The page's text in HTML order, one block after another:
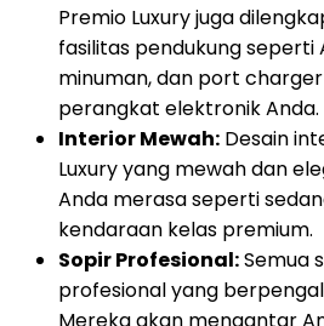
Premio Luxury juga
fasilitas pendukung seperti
minuman, dan port
perangkat elektronik Anda.
Interior Mewah: Desain
Luxury yang mewah dan
Anda merasa seperti
kendaraan kelas premium.
Sopir Profesional:Semua
profesional yang
Mereka akan mengantar